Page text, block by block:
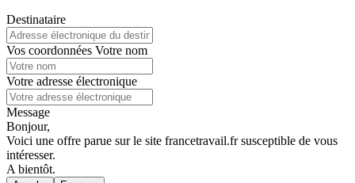
Destinataire
Vos coordonnées Votre nom
Votre adresse électronique
Message
Bonjour,
Voici une offre parue sur le site francetravail.fr susceptible de vous
intéresser.
A bientôt.